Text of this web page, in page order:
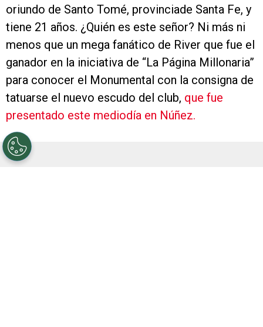
oriundo de Santo Tomé, provinciade Santa Fe, y
tiene 21 años. ¿Quién es este señor? Ni más ni
menos que un mega fanático de River que fue el
ganador en la iniciativa de “La Página Millonaria”
para conocer el Monumental con la consigna de
tatuarse el nuevo escudo del club, que fue
presentado este mediodía en Núñez.